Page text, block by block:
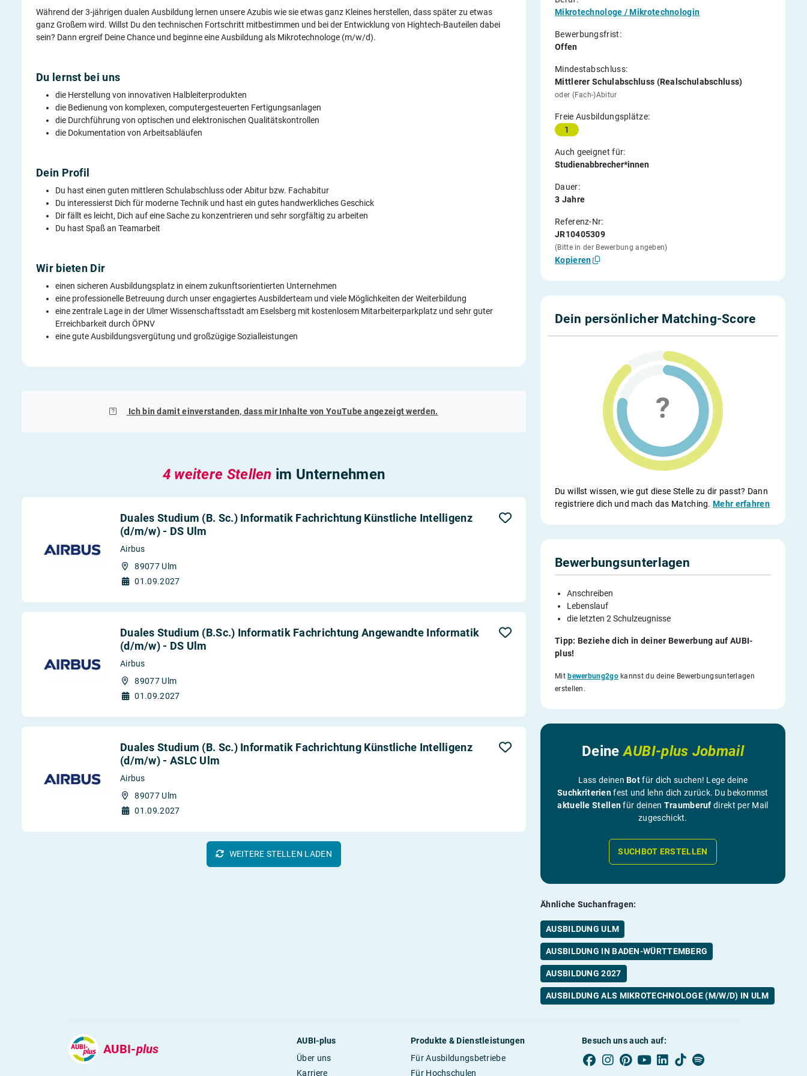
Während der 3-jährigen dualen Ausbildung lernen unsere Azubis wie sie etwas ganz Kleines herstellen, dass später zu etwas
ganz Großem wird. Willst Du den technischen Fortschritt mitbestimmen und bei der Entwicklung von Hightech-Bauteilen dabei
sein? Dann ergreif Deine Chance und beginne eine Ausbildung als Mikrotechnologe (m/w/d).
Du lernst bei uns
die Herstellung von innovativen Halbleiterprodukten
die Bedienung von komplexen, computergesteuerten Fertigungsanlagen
die Durchführung von optischen und elektronischen Qualitätskontrollen
die Dokumentation von Arbeitsabläufen
Dein Profil
Du hast einen guten mittleren Schulabschluss oder Abitur bzw. Fachabitur
Du interessierst Dich für moderne Technik und hast ein gutes handwerkliches Geschick
Dir fällt es leicht, Dich auf eine Sache zu konzentrieren und sehr sorgfältig zu arbeiten
Du hast Spaß an Teamarbeit
Wir bieten Dir
einen sicheren Ausbildungsplatz in einem zukunftsorientierten Unternehmen
eine professionelle Betreuung durch unser engagiertes Ausbilderteam und viele Möglichkeiten der Weiterbildung
eine zentrale Lage in der Ulmer Wissenschaftsstadt am Eselsberg mit kostenlosem Mitarbeiterparkplatz und sehr guter
Erreichbarkeit durch ÖPNV
eine gute Ausbildungsvergütung und großzügige Sozialleistungen
Mikrotechnologe / Mikrotechnologin
Bewerbungsfrist:
Offen
Mindestabschluss:
Mittlerer Schulabschluss (Realschulabschluss)
oder (Fach-)Abitur
Freie Ausbildungsplätze:
1
Auch geeignet für:
Studienabbrecher*innen
Dauer:
3 Jahre
Referenz-Nr:
JR10405309
(Bitte in der Bewerbung angeben)
Kopieren
Dein persönlicher Matching-Score
Du willst wissen, wie gut diese Stelle zu dir passt? Dann
registriere dich und mach das Matching.Mehr erfahren
Bewerbungsunterlagen
Anschreiben
Lebenslauf
die letzten 2 Schulzeugnisse
Tipp: Beziehe dich in deiner Bewerbung auf AUBI-
plus!
Mitbewerbung2gokannst du deine Bewerbungsunterlagen
erstellen.
DeineAUBI-plus Jobmail
Lass deinenBotfür dich suchen! Lege deine
Suchkriterienfest und lehn dich zurück. Du bekommst
aktuelle Stellenfür deinen Traumberuf direkt per Mail
zugeschickt.
SUCHBOT ERSTELLEN
Ähnliche Suchanfragen:
AUSBILDUNG ULM
AUSBILDUNG IN BADEN-WÜRTTEMBERG
AUSBILDUNG 2027
AUSBILDUNG ALS MIKROTECHNOLOGE (M/W/D) IN ULM
Ich bin damit einverstanden, dass mir Inhalte vonYouTubeangezeigt werden.
4 weitere Stellen im Unternehmen
Duales Studium (B. Sc.) Informatik Fachrichtung Künstliche Intelligenz
(d/m/w) - DS Ulm
Airbus
89077 Ulm
01.09.2027
Duales Studium (B.Sc.) Informatik Fachrichtung Angewandte Informatik
(d/m/w) - DS Ulm
Airbus
89077 Ulm
01.09.2027
Duales Studium (B. Sc.) Informatik Fachrichtung Künstliche Intelligenz
(d/m/w) - ASLC Ulm
Airbus
89077 Ulm
01.09.2027
WEITERE STELLEN LADEN
AUBI-plus
AUBI-plus
Über uns
Karriere
Produkte & Dienstleistungen
Für Ausbildungsbetriebe
Für Hochschulen
Besuch uns auch auf: